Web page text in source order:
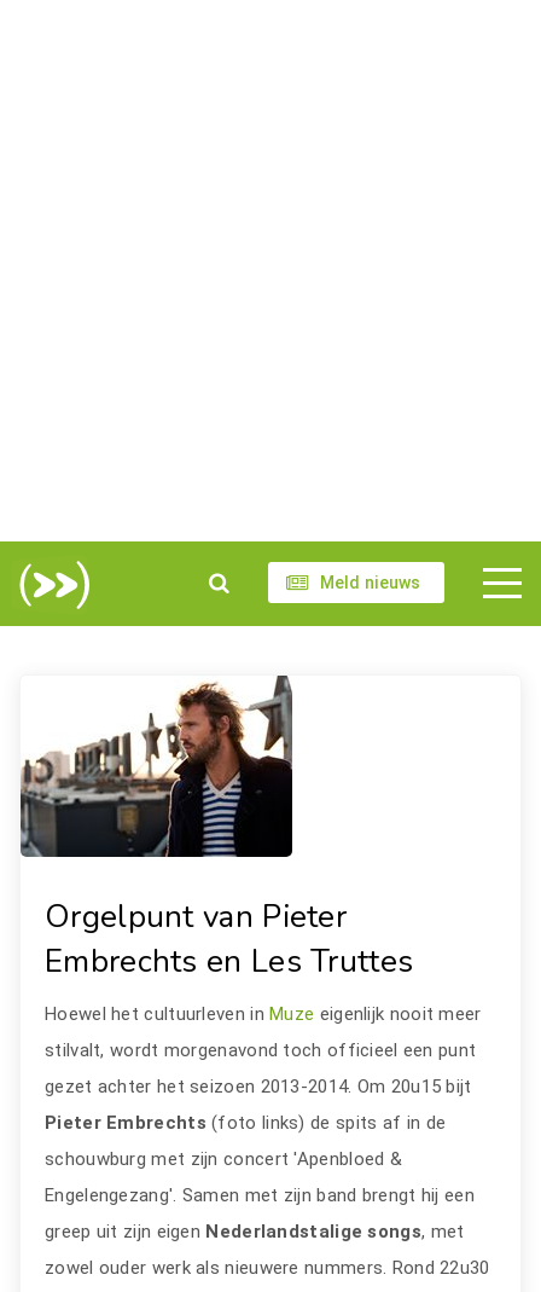
Meld nieuws
Orgelpunt van Pieter
Embrechts en Les Truttes
Hoewel het cultuurleven inMuze eigenlijk nooit meer
stilvalt, wordt morgenavond toch officieel een punt
gezet achter het seizoen 2013-2014. Om 20u15 bijt
Pieter Embrechts(foto links) de spits af in de
schouwburg met zijn concert 'Apenbloed &
Engelengezang'. Samen met zijn band brengt hij een
greep uit zijn eigen Nederlandstalige songs, met
zowel ouder werk als nieuwere nummers. Rond 22u30